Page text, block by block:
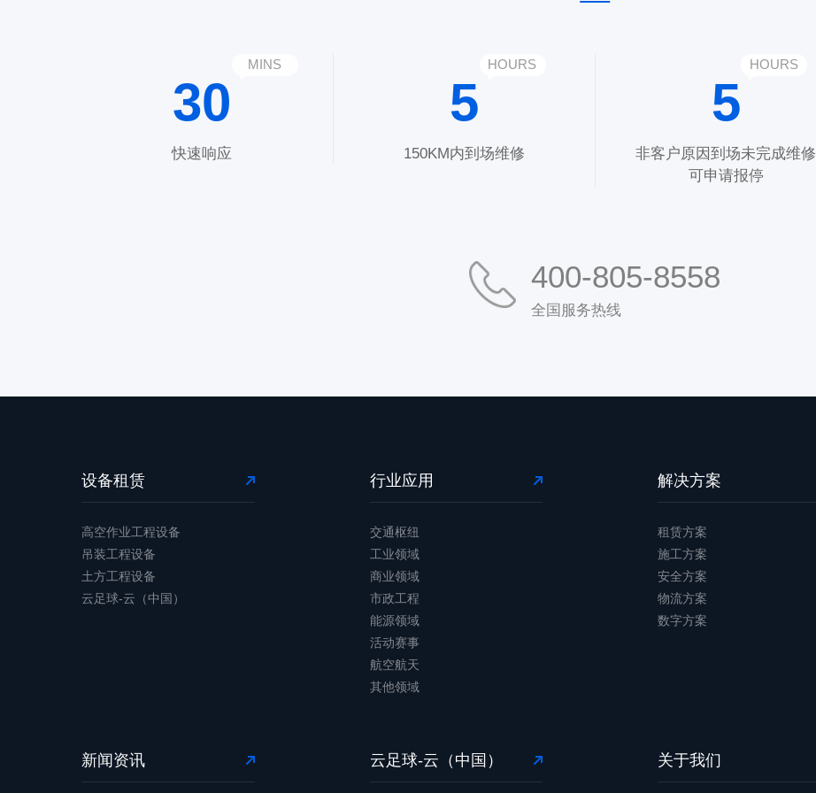
30
MINS
快速响应
5
HOURS
150KM内到场维修
5
HOURS
非客户原因到场未完成维修
可申请报停
400-805-8558
全国服务热线
设备租赁
高空作业工程设备
吊装工程设备
土方工程设备
云足球-云（中国）
行业应用
交通枢纽
工业领域
商业领域
市政工程
能源领域
活动赛事
航空航天
其他领域
解决方案
租赁方案
施工方案
安全方案
物流方案
数字方案
新闻资讯 云足球-云（中国） 关于我们